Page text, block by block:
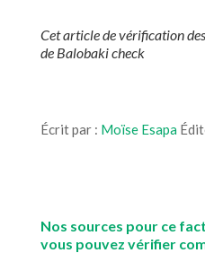
Cet article de vérification
de Balobaki check
Écrit par : Moïse Esapa
Nos sources pour ce
vous pouvez vérifier